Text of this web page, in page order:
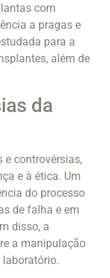
com
a pragas e
para a
além de
da
e controvérsias,
e à ética. Um
do processo
de falha e em
disso, a
a manipulação
laboratório.